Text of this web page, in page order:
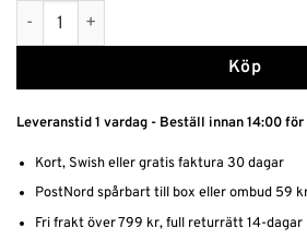
Elegant saloongirl - Vintage korsett
Köp
Leveranstid 1 vardag - Beställ innan 14:00
Kort, Swish eller gratis faktura 30 dagar
PostNord spårbart till box eller ombud 59
Fri frakt över 799 kr, full returrätt 14-dagar